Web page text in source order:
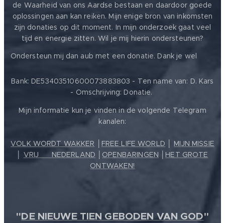
de Waarheid van ons Aardse bestaan en daardoor goede
oplossingen aan kan reiken. Mijn enige bron van inkomsten
zijn donaties op dit moment. In mijn onderzoek gaat veel
tijd en energie zitten. Wil je mij hierin ondersteunen?
Ondersteun mij dan aub met een donatie. Dank je wel
Bank: DE53403510600073883803 - Ten name van: D. Kars
- Omschrijving: Donatie.
Mijn informatie kun je vinden in de volgende Telegram
kanalen:
VOLK WORDT WAKKER FREE LIFE WORLD
MIJN MISSIE
VRIJ ❤️ NEDERLAND OPENBARINGEN
HET GROTE
ONTWAKEN!
"DE NIEUWE TIEN GEBODEN VAN GOD"